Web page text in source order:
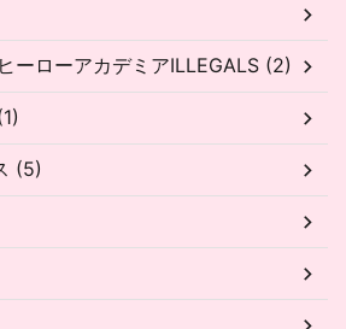
ーローアカデミアILLEGALS (2)
(5)